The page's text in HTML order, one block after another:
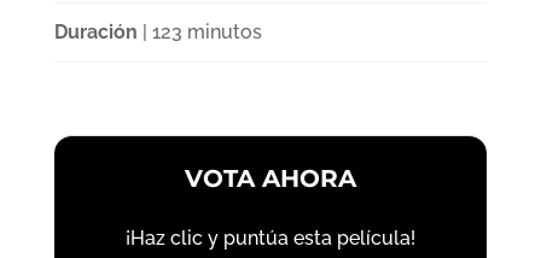
Duración | 123 minutos
VOTA AHORA
¡Haz clic y puntúa esta película!